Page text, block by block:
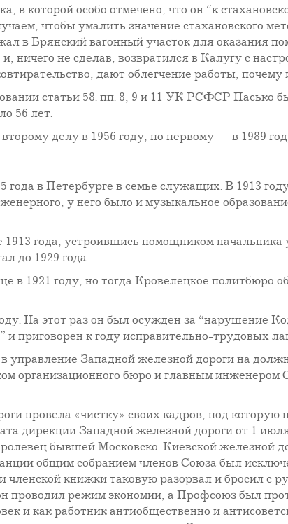
в которой особо отмечено, что он “к
чтобы умалить значение стахановского
в Брянский вагонный участок для оказания
ничего не сделав, возвратился в Калугу с
дают облегчение работы, почему
статьи 58. пп. 8, 9 и 11 УК РСФСР Пасько
56 лет.
делу в 1956 году, по первому — в 1989
года в Петербурге в семье служащих. В 1913
у него было и музыкальное
года, устроившись помощником
до 1929 года.
в 1921 году, но тогда Кровелецкое политбюро
На этот раз он был осужден за “нарушение
приговорен к году исправительно-трудовых
управление Западной железной дороги на
организационного бюро и главным
провела «чистку» своих кадров, под которую
дирекции Западной железной дороги от 1
бывшей Московско-Киевской железной
общим собранием членов Союза был
членской книжки таковую разорвал и бросил с
проводил режим экономии, а Профсоюз был
и как работник антиобщественно и